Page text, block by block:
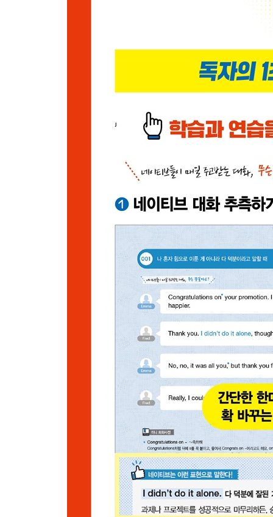
122 성급히 굴지 말고 충분히 시간을 가지라고 조
125 승산은 없지만 한번 해보자고 제안/조언할 때
Part 09 네이티브가 습관처럼 자주 쓰는 한 마디
126 확실하다고 긍정 대답을 할 때
127 일말의 믿음도 가지 않을 때
129 내 말뜻을 오해 없이 전달하고자 할 때
130 헛소리 아니니까 내 말 믿으라고 강조할 때
131 행운을 빌어줄 때
132 네 물건처럼 편하게 쓰라고 할 때
133 취미에 안 맞거나 그다지 좋아하지 않는다고
134 얘기를 들어봐도 기억이 잘 안 날 때
135 상대의 칭찬에 쑥스러워하며
136 딱 봐도 뻔한 상황일 때
137 차이가 잘 분간이 안 될 때
138 오늘따라 외모에 유달리 신경 쓰는 상대에게
139 아는 선에서 정보를 전달할 때
140 누군가가 부러울 때
141 감사인사에 별거 아니라고 응수할 때
142 상황이나 상태가 정말 좋다고 강조할 때
143 내 취향에 맞지 않을 때
144 내게 천사처럼 고마운 상대에게
145 세월이 흘러도 식상해지지 않는 대상에 대해
146 상대에게 결정권/선택권이 있다고 말해줄 때
147 속는 셈 치더라도 일단은 믿고 기회를 줘보자
148 비싸긴 해도 좋을 때
Part 10 네이티브가 도움을 청하거나 호의를 베풀